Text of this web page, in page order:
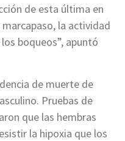
de esta última en
la actividad
boqueos”, apuntó
de muerte de
Pruebas de
que las hembras
la hipoxia que los